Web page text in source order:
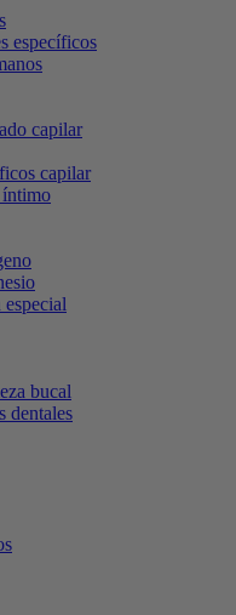
específicos
capilar
capilar
íntimo
bucal
dentales